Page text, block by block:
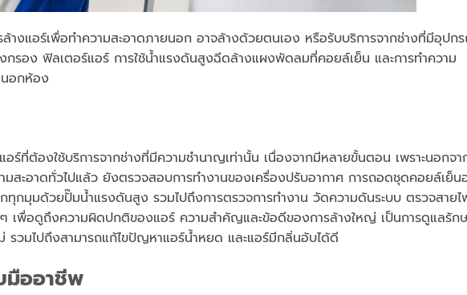
ล้างแอร์เพื่อทำความสะอาดภายนอก อาจล้างด้วยตนเอง หรือรับบริการจากช่างที่มีอุปก
กรอง ฟิลเตอร์แอร์ การใช้น้ำแรงดันสูงฉีดล้างแผงพัดลมที่คอยล์เย็น และการทำความ
อกห้อง
อร์ที่ต้องใช้บริการจากช่างที่มีความชำนาญเท่านั้น เนื่องจากมีหลายขั้นตอน เพราะนอกจา
มสะอาดทั่วไปแล้ว ยังตรวจสอบการทำงานของเครื่องปรับอากาศ การถอดชุดคอยล์เย็
ทุกมุมด้วยปั๊มน้ำแรงดันสูง รวมไปถึงการตรวจการทำงาน วัดความดันระบบ ตรวจสายไ
เพื่อดูถึงความผิดปกติของแอร์ ความสำคัญและข้อดีของการล้างใหญ่ เป็นการดูแลรัก
รวมไปถึงสามารถแก้ไขปัญหาแอร์น้ำหยด และแอร์มีกลิ่นอับได้ดี
มืออาชีพ